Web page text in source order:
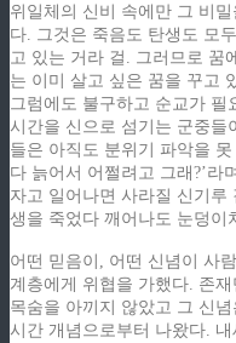
위일체의 신비 속에만 그 비
다. 그것은 죽음도 탄생도 모
고 있는 거라 걸. 그러므로 꿈
는 이미 살고 싶은 꿈을 꾸고
그럼에도 불구하고 순교가 필
시간을 신으로 섬기는 군중들
들은 아직도 분위기 파악을
다 늙어서 어쩔려고 그래?’라
자고 일어나면 사라질 신기
생을 죽었다 깨어나도 눈덩이
어떤 믿음이, 어떤 신념이 사
계층에게 위협을 가했다. 존
목숨을 아끼지 않았고 그 신
시간 개념으로부터 나왔다.